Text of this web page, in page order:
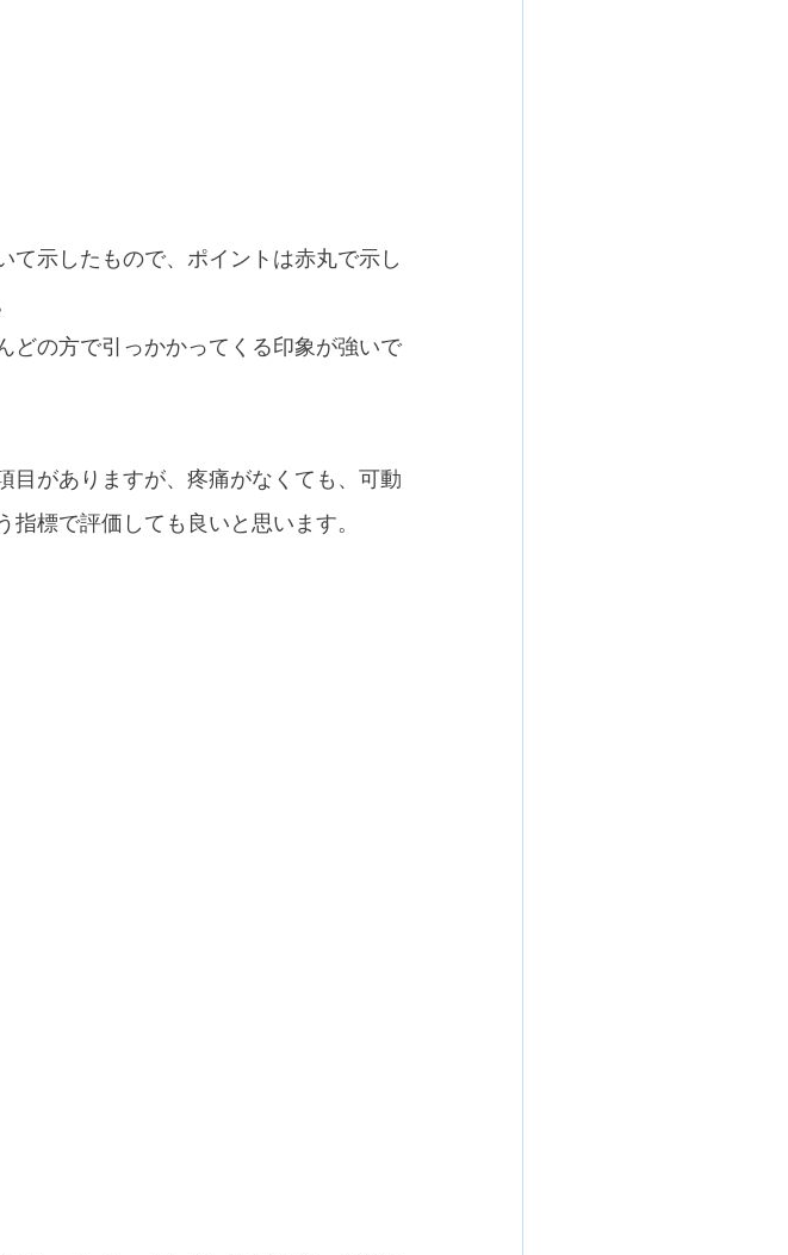
て示したもので、ポイントは赤丸で示し
どの方で引っかかってくる印象が強いで
目がありますが、疼痛がなくても、可動
標で評価しても良いと思います。